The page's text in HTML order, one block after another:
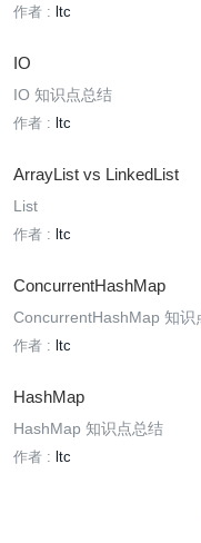
作者 : ltc
IO
IO 知识点总结
作者 : ltc
ArrayList vs LinkedList
List
作者 : ltc
ConcurrentHashMap
ConcurrentHashMap 知识
作者 : ltc
HashMap
HashMap 知识点总结
作者 : ltc